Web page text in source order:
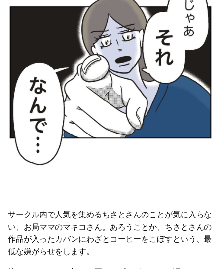
サークル内で人気を集めるちさとさんのことが気に入らな
い、お局ママのマキコさん。あろうことか、ちさとさんの
作品が入ったカバンにわざとコーヒーをこぼすという、最
低な嫌がらせをします。